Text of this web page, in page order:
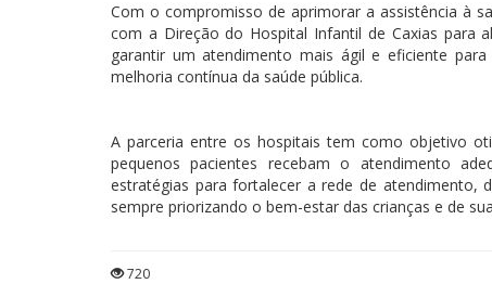
Com o compromisso de aprimorar a assistência à
com a Direção do Hospital Infantil de Caxias para
garantir um atendimento mais ágil e eficiente
melhoria contínua da saúde pública.
A parceria entre os hospitais tem como objetivo
pequenos pacientes recebam o atendimento
estratégias para fortalecer a rede de atendimento,
sempre priorizando o bem-estar das crianças e de
720